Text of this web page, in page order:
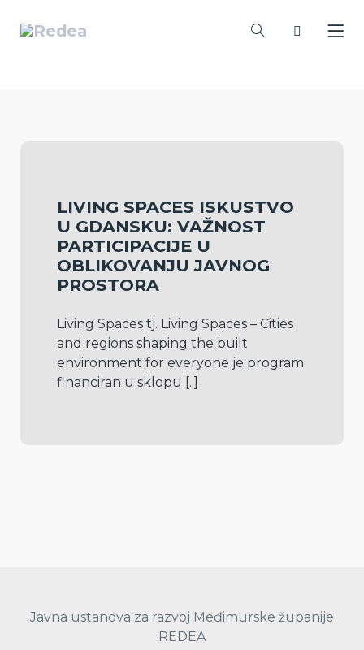
LIVING SPACES ISKUSTVO
U GDANSKU: VAŽNOST
PARTICIPACIJE U
OBLIKOVANJU JAVNOG
PROSTORA
Living Spaces tj. Living Spaces – Cities
and regions shaping the built
environment for everyone je program
financiran u sklopu [..]
Javna ustanova za razvoj Međimurske županije
REDEA